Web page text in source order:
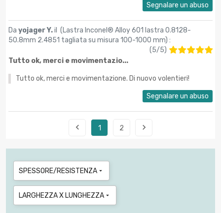
Segnalare un abuso
Da yojager Y.il (Lastra Inconel® Alloy 601 lastra 0.8128-
50.8mm 2.4851 tagliata su misura 100-1000 mm) :
(5/5)
Tutto ok, merci e movimentazio...
Tutto ok, merci e movimentazione. Di nuovo volentieri!
Segnalare un abuso
 1 2 
SPESSORE/RESISTENZA 
LARGHEZZA X LUNGHEZZA 